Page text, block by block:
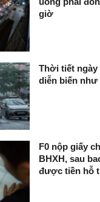
giờ
Thời tiết ngày
diễn biến như
F0 nộp giấy
BHXH, sau
được tiền hỗ